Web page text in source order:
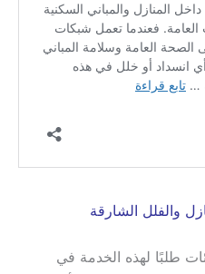
والفلل الشارقة
طلبًا لهذه الخدمة في